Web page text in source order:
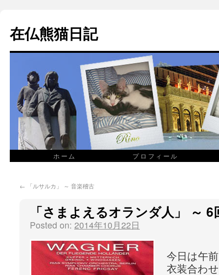
在仏熊猫日記
ホーム プロフィール
← 「ルサルカ」 ～ 音楽稽古
「さまよえるオランダ人」 ～ 6
Posted on: 2014年10月22日
今日は午
衣装合わ